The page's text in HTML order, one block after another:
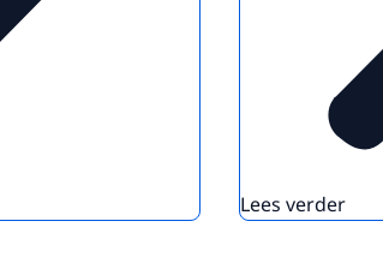
Lees verder